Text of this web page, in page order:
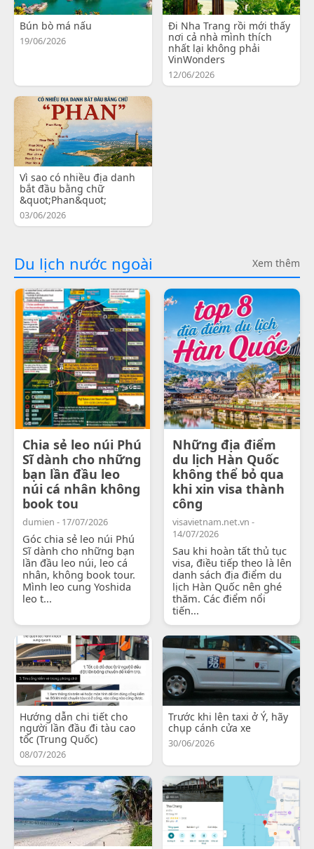
Bún bò má nấu
19/06/2026
Đi Nha Trang rồi mới thấy
nơi cả nhà mình thích
nhất lại không phải
VinWonders
12/06/2026
Vì sao có nhiều địa danh
bắt đầu bằng chữ
&quot;Phan&quot;
03/06/2026
Du lịch nước ngoài Xem thêm
Chia sẻ leo núi Phú
Sĩ dành cho những
bạn lần đầu leo
núi cá nhân không
book tou
dumien - 17/07/2026
Góc chia sẻ leo núi Phú
Sĩ dành cho những bạn
lần đầu leo núi, leo cá
nhân, không book tour.
Mình leo cung Yoshida
leo t...
Những địa điểm
du lịch Hàn Quốc
không thể bỏ qua
khi xin visa thành
công
visavietnam.net.vn -
14/07/2026
Sau khi hoàn tất thủ tục
visa, điều tiếp theo là lên
danh sách địa điểm du
lịch Hàn Quốc nên ghé
thăm. Các điểm nổi
tiến...
Hướng dẫn chi tiết cho
người lần đầu đi tàu cao
tốc (Trung Quốc)
08/07/2026
Trước khi lên taxi ở Ý, hãy
chụp cánh cửa xe
30/06/2026